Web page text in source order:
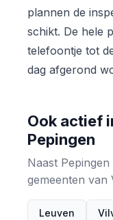
plannen de
schikt. De hele
telefoontje tot
dag afgerond
Ook actief
Pepingen
Naast
gemeenten van
Leuven